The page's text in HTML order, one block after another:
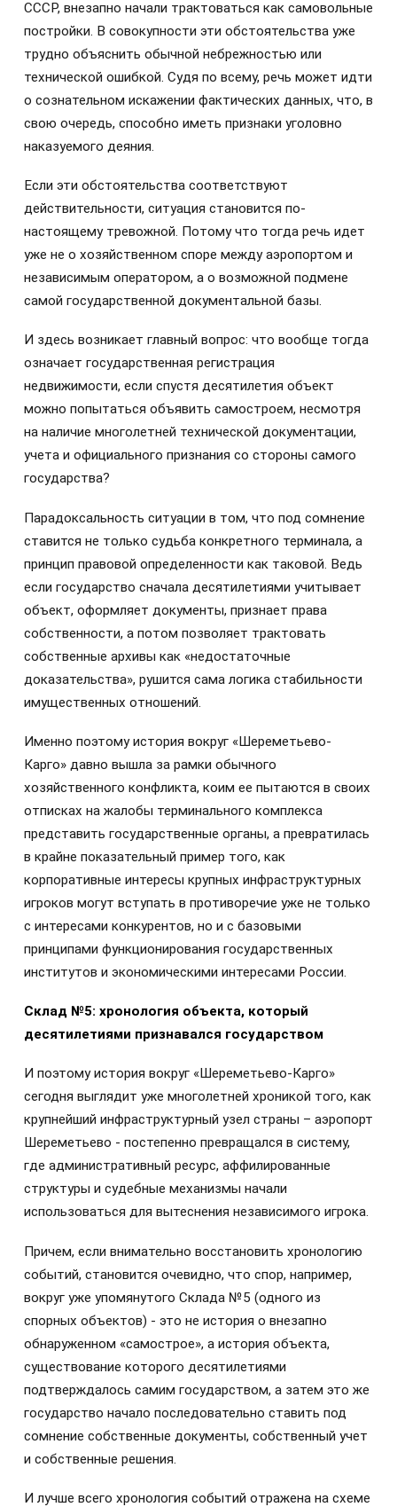
СССР, внезапно начали трактоваться как самовольные
постройки. В совокупности эти обстоятельства уже
трудно объяснить обычной небрежностью или
технической ошибкой. Судя по всему, речь может идти
о сознательном искажении фактических данных, что, в
свою очередь, способно иметь признаки уголовно
наказуемого деяния.
Если эти обстоятельства соответствуют
действительности, ситуация становится по-
настоящему тревожной. Потому что тогда речь идет
уже не о хозяйственном споре между аэропортом и
независимым оператором, а о возможной подмене
самой государственной документальной базы.
И здесь возникает главный вопрос: что вообще тогда
означает государственная регистрация
недвижимости, если спустя десятилетия объект
можно попытаться объявить самостроем, несмотря
на наличие многолетней технической документации,
учета и официального признания со стороны самого
государства?
Парадоксальность ситуации в том, что под сомнение
ставится не только судьба конкретного терминала, а
принцип правовой определенности как таковой. Ведь
если государство сначала десятилетиями учитывает
объект, оформляет документы, признает права
собственности, а потом позволяет трактовать
собственные архивы как «недостаточные
доказательства», рушится сама логика стабильности
имущественных отношений.
Именно поэтому история вокруг «Шереметьево-
Карго» давно вышла за рамки обычного
хозяйственного конфликта, коим ее пытаются в своих
отписках на жалобы терминального комплекса
представить государственные органы, а превратилась
в крайне показательный пример того, как
корпоративные интересы крупных инфраструктурных
игроков могут вступать в противоречие уже не только
с интересами конкурентов, но и с базовыми
принципами функционирования государственных
институтов и экономическими интересами России.
Склад №5: хронология объекта, который
десятилетиями признавался государством
И поэтому история вокруг «Шереметьево-Карго»
сегодня выглядит уже многолетней хроникой того, как
крупнейший инфраструктурный узел страны – аэропорт
Шереметьево - постепенно превращался в систему,
где административный ресурс, аффилированные
структуры и судебные механизмы начали
использоваться для вытеснения независимого игрока.
Причем, если внимательно восстановить хронологию
событий, становится очевидно, что спор, например,
вокруг уже упомянутого Склада №5 (одного из
спорных объектов) - это не история о внезапно
обнаруженном «самострое», а история объекта,
существование которого десятилетиями
подтверждалось самим государством, а затем это же
государство начало последовательно ставить под
сомнение собственные документы, собственный учет
и собственные решения.
И лучше всего хронология событий отражена на схеме